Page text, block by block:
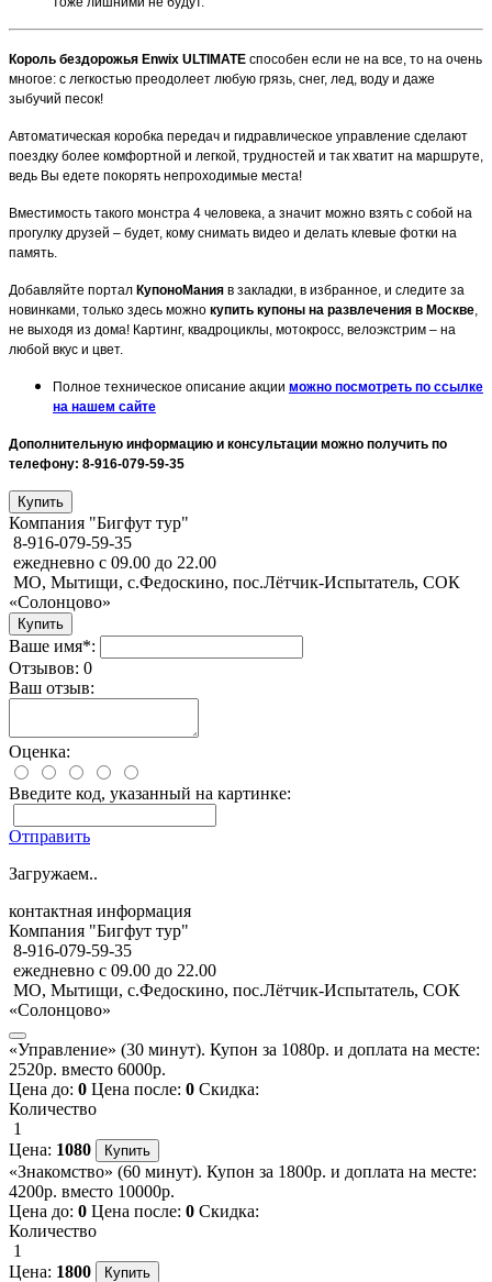
Король бездорожья Enwix ULTIMATE способен если не на все, то на очень
многое: с легкостью преодолеет любую грязь, снег, лед, воду и даже
зыбучий песок!
Автоматическая коробка передач и гидравлическое управление сделают
поездку более комфортной и легкой, трудностей и так хватит на маршруте,
ведь Вы едете покорять непроходимые места!
Вместимость такого монстра 4 человека, а значит можно взять с собой на
прогулку друзей – будет, кому снимать видео и делать клевые фотки на
память.
Добавляйте портал КупоноМания в закладки, в избранное, и следите за
новинками, только здесь можно купить купоны на развлечения в Москве,
не выходя из дома! Картинг, квадроциклы, мотокросс, велоэкстрим – на
любой вкус и цвет.
Полное техническое описание акции можно посмотреть по ссылке
на нашем сайте
Дополнительную информацию и консультации можно получить по
телефону: 8-916-079-59-35
Компания "Бигфут тур"
8-916-079-59-35
ежедневно с 09.00 до 22.00
МО, Мытищи, с.Федоскино, пос.Лётчик-Испытатель, СОК
«Солонцово»
Ваше имя*:
Отзывов: 0
Ваш отзыв:
Оценка:
Введите код, указанный на картинке:
Отправить
Загружаем..
контактная информация
Компания "Бигфут тур"
8-916-079-59-35
ежедневно с 09.00 до 22.00
МО, Мытищи, с.Федоскино, пос.Лётчик-Испытатель, СОК
«Солонцово»
«Управление» (30 минут). Купон за 1080р. и доплата на месте:
2520р. вместо 6000р.
Цена до: 0 Цена после: 0 Скидка:
Количество
1
Цена: 1080
«Знакомство» (60 минут). Купон за 1800р. и доплата на месте:
4200р. вместо 10000р.
Цена до: 0 Цена после: 0 Скидка:
Количество
1
Цена: 1800